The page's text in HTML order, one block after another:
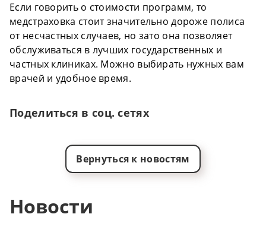
Если говорить о стоимости программ, то
медстраховка стоит значительно дороже полиса
от несчастных случаев, но зато она позволяет
обслуживаться в лучших государственных и
частных клиниках. Можно выбирать нужных вам
врачей и удобное время.
Поделиться в соц. сетях
Вернуться к новостям
Новости